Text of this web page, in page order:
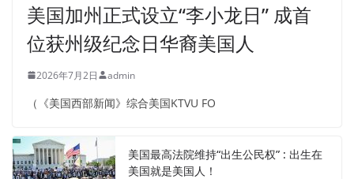
美国加州正式设立“李小龙日” 成首
位获州级纪念日华裔美国人
2026年7月2日 admin
（《美国西部新闻》综合美国KTVU FO
美国最高法院维持“出生公民权” : 出生在
美国就是美国人！